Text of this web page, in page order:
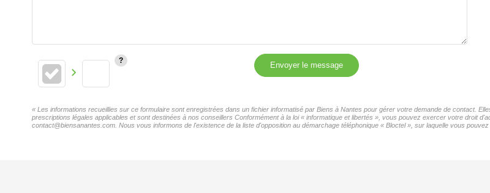
Envoyer le message
« Les informations recueillies sur ce formulaire sont enregistrées dans un fichier informatisé par Biens à Nantes pour gérer votre demande de contact.
prescriptions légales applicables et sont destinées à nos conseillers Conformément à la loi « informatique et libertés », vous pouvez exercer votre droit
contact@biensanantes.com. Nous vous informons de l'existence de la liste d'opposition au démarchage téléphonique « Bloctel », sur laquelle vous